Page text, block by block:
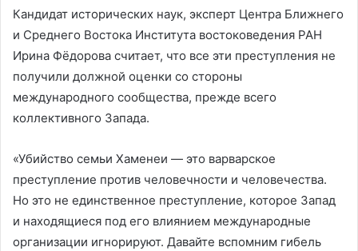
Кандидат исторических наук, эксперт Центра Ближнего
и Среднего Востока Института востоковедения РАН
Ирина Фёдорова считает, что все эти преступления не
получили должной оценки со стороны
международного сообщества, прежде всего
коллективного Запада.
«Убийство семьи Хаменеи — это варварское
преступление против человечности и человечества.
Но это не единственное преступление, которое Запад
и находящиеся под его влиянием международные
организации игнорируют. Давайте вспомним гибель